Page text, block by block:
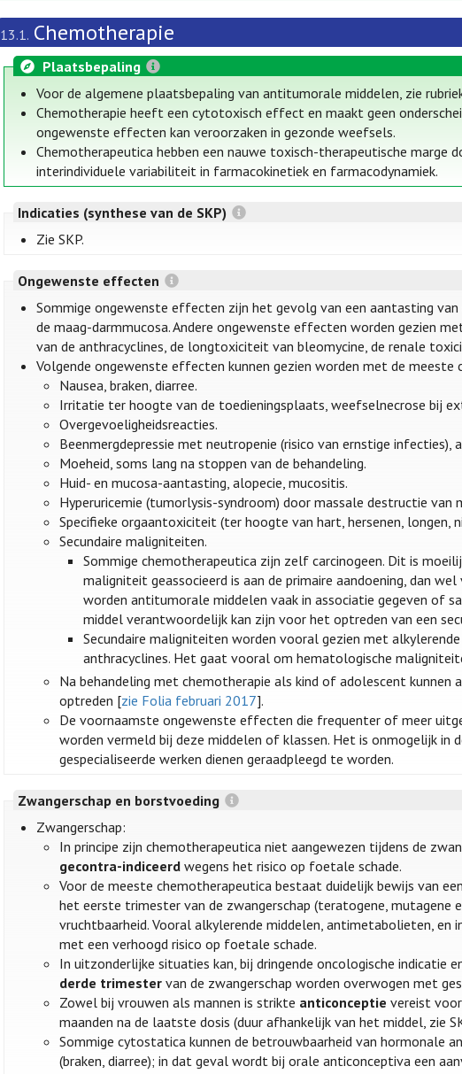
13.1. Chemotherapie
Plaatsbepaling
Voor de algemene plaatsbepaling van antitumorale middelen, zie
Chemotherapie heeft een cytotoxisch effect en maakt geen
ongewenste effecten kan veroorzaken in gezonde weefsels.
Chemotherapeutica hebben een nauwe toxisch-therapeutische
interindividuele variabiliteit in farmacokinetiek en farmacodynamiek.
Indicaties (synthese van de SKP)
Zie SKP.
Ongewenste effecten
Sommige ongewenste effecten zijn het gevolg van een aantasting
de maag-darmmucosa. Andere ongewenste effecten worden gezien
van de anthracyclines, de longtoxiciteit van bleomycine, de renale
Volgende ongewenste effecten kunnen gezien worden met de meeste
Nausea, braken, diarree.
Irritatie ter hoogte van de toedieningsplaats, weefselnecrose bij
Overgevoeligheidsreacties.
Beenmergdepressie met neutropenie (risico van ernstige infecties),
Moeheid, soms lang na stoppen van de behandeling.
Huid- en mucosa-aantasting, alopecie, mucositis.
Hyperuricemie (tumorlysis-syndroom) door massale destructie van
Specifieke orgaantoxiciteit (ter hoogte van hart, hersenen, longen,
Secundaire maligniteiten.
Sommige chemotherapeutica zijn zelf carcinogeen. Dit is
maligniteit geassocieerd is aan de primaire aandoening, dan
worden antitumorale middelen vaak in associatie gegeven of
middel verantwoordelijk kan zijn voor het optreden van een
Secundaire maligniteiten worden vooral gezien met
anthracyclines. Het gaat vooral om hematologische
Na behandeling met chemotherapie als kind of adolescent
optreden [zie Folia februari 2017].
De voornaamste ongewenste effecten die frequenter of meer
worden vermeld bij deze middelen of klassen. Het is onmogelijk
gespecialiseerde werken dienen geraadpleegd te worden.
Zwangerschap en borstvoeding
Zwangerschap:
In principe zijn chemotherapeutica niet aangewezen tijdens de
gecontra-indiceerd wegens het risico op foetale schade.
Voor de meeste chemotherapeutica bestaat duidelijk bewijs van
het eerste trimester van de zwangerschap (teratogene, mutagene
vruchtbaarheid. Vooral alkylerende middelen, antimetabolieten,
met een verhoogd risico op foetale schade.
In uitzonderlijke situaties kan, bij dringende oncologische indicatie
derde trimester van de zwangerschap worden overwogen met
Zowel bij vrouwen als mannen is strikte anticonceptie vereist
maanden na de laatste dosis (duur afhankelijk van het middel, zie
Sommige cytostatica kunnen de betrouwbaarheid van
(braken, diarree); in dat geval wordt bij orale anticonceptiva een